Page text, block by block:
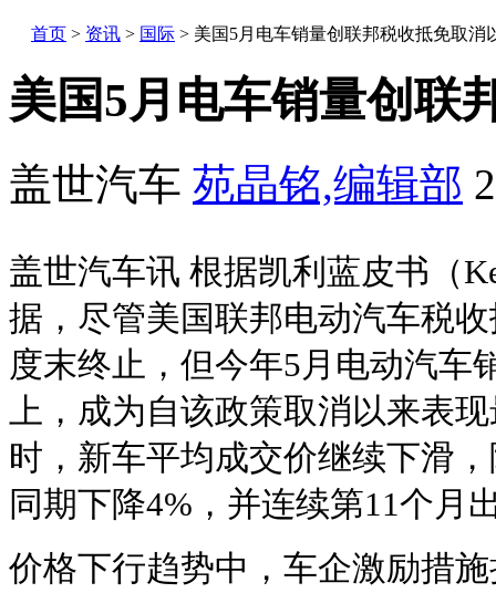
首页 > 资讯 > 国际 > 美国5月电车销量创联邦税收抵免取消
美国5月电车销量创联
盖世汽车 苑晶铭,编辑部
盖世汽车讯 根据凯利蓝皮书（
据，尽管美国联邦电动汽车税
度末终止，但今年5月电动汽车
上，成为自该政策取消以来表
时，新车平均成交价继续下滑
同期下降4%，并连续第11个月
价格下行趋势中，车企激励措